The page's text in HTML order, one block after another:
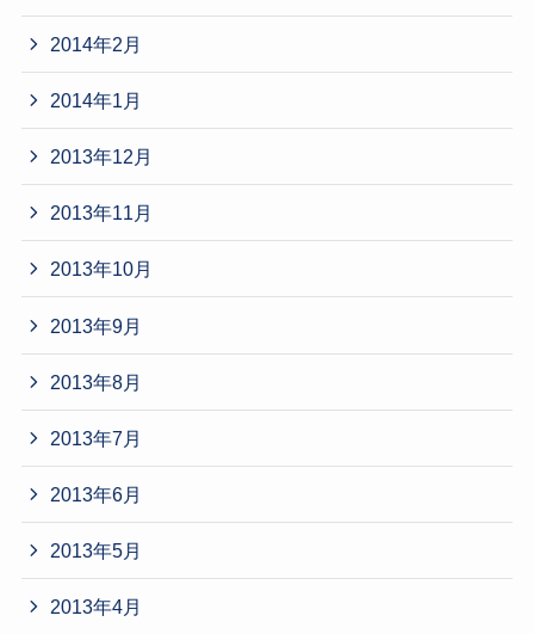
2014年2月
2014年1月
2013年12月
2013年11月
2013年10月
2013年9月
2013年8月
2013年7月
2013年6月
2013年5月
2013年4月